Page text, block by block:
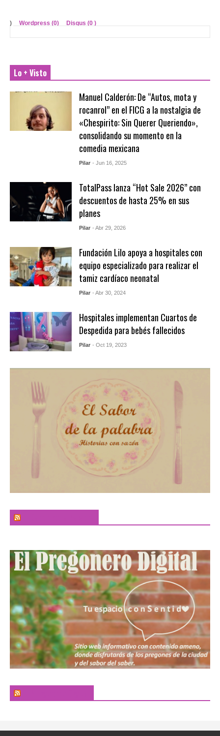
) Wordpress (0) Disqus (0 )
Lo + Visto
Manuel Calderón: De “Autos, mota y
rocanrol” en el FICG a la nostalgia de
«Chespirito: Sin Querer Queriendo»,
consolidando su momento en la
comedia mexicana
Pilar - Jun 16, 2025
TotalPass lanza “Hot Sale 2026” con
descuentos de hasta 25% en sus
planes
Pilar - Abr 29, 2026
Fundación Lilo apoya a hospitales con
equipo especializado para realizar el
tamiz cardíaco neonatal
Pilar - Abr 30, 2024
Hospitales implementan Cuartos de
Despedida para bebés fallecidos
Pilar - Oct 19, 2023